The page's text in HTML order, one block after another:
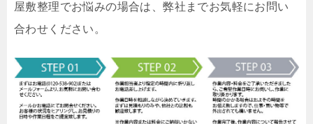
屋敷整理でお悩みの場合は、弊社までお気軽にお問い
合わせください。